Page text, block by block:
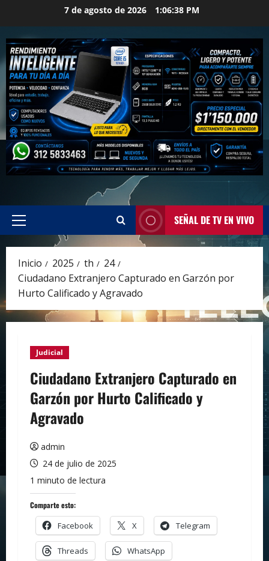
contenido
7 de agosto de 2026 1:06:39 PM
Menú
SEÑAL DE TV EN VIVO
Inicio 2025 th
24
Ciudadano Extranjero Capturado en Garzón por
Hurto Calificado y Agravado
Judicial
Ciudadano Extranjero Capturado en
Garzón por Hurto Calificado y
Agravado
admin
24 de julio de 2025
1 minuto de lectura
Comparte esto:
Facebook X Telegram
Threads WhatsApp